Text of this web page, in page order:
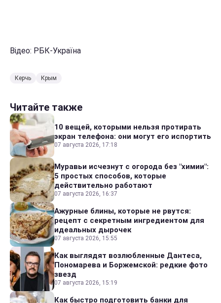
Відео: РБК-Україна
Керчь Крым
Читайте также
10 вещей, которыми нельзя протирать
экран телефона: они могут его испортить
07 августа 2026, 17:18
Муравьи исчезнут с огорода без "химии":
5 простых способов, которые
действительно работают
07 августа 2026, 16:37
Ажурные блины, которые не рвутся:
рецепт с секретным ингредиентом для
идеальных дырочек
07 августа 2026, 15:55
Как выглядят возлюбленные Дантеса,
Пономарева и Боржемской: редкие фото
звезд
07 августа 2026, 15:19
Как быстро подготовить банки для